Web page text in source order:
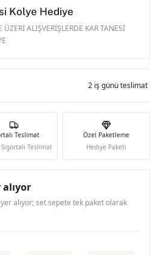
Kolye Hediye
ÜZERİ ALIŞVERİŞLERDE KAR TANESİ
2 iş günü teslimat
Teslimat
Teslimat
Özel Paketleme
Hediye Paketi
alıyor; set sepete tek paket olarak